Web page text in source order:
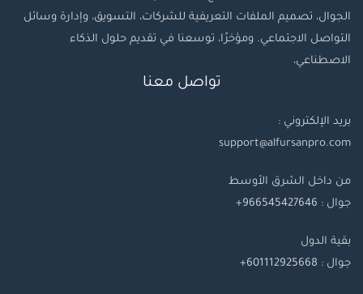
الجوال، تصميم الملفات التعريفية للشركات، التسويق، وإدارة وسائل
التواصل الاجتماعي. ومؤخرًا، توسعنا في تقديم حلول الذكاء
الاصطناعي،
تواصل معنا
بريد الإلكتروني :
support@alfursanpro.com
من داخل الشرق الأوسط
جوال : 966545427646+
بقية الدول
جوال : 601112925668+